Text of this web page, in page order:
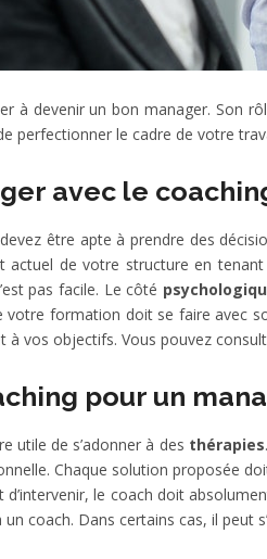
à devenir un bon manager. Son
perfectionner le cadre de votre
avec le
être apte à prendre des
actuel de votre structure en
pas facile. Le côté
formation doit se faire avec
vos objectifs. Vous pouvez
pour un
utile de s’adonner à des thérapies
Chaque solution proposée
d’intervenir, le coach doit
coach. Dans certains cas, il